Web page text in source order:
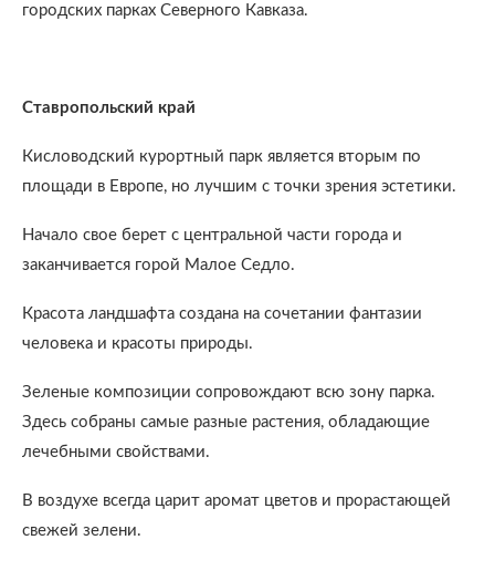
городских парках Северного Кавказа.
Ставропольский край
Кисловодский курортный парк является вторым по
площади в Европе, но лучшим с точки зрения эстетики.
Начало свое берет с центральной части города и
заканчивается горой Малое Седло.
Красота ландшафта создана на сочетании фантазии
человека и красоты природы.
Зеленые композиции сопровождают всю зону парка.
Здесь собраны самые разные растения, обладающие
лечебными свойствами.
В воздухе всегда царит аромат цветов и прорастающей
свежей зелени.